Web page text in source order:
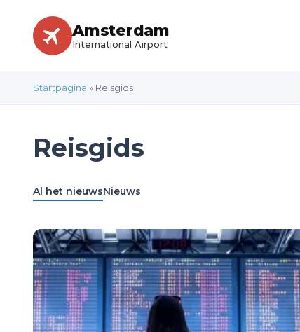
Amsterdam
International Airport
Startpagina » Reisgids
Reisgids
Al het nieuwsNieuws